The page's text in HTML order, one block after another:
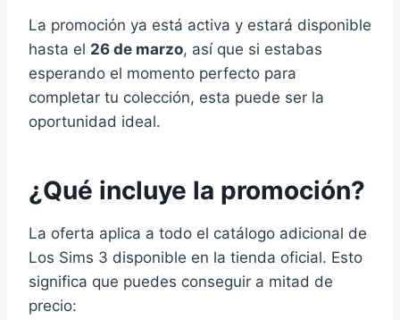
La promoción ya está activa y estará disponible
hasta el 26 de marzo, así que si estabas
esperando el momento perfecto para
completar tu colección, esta puede ser la
oportunidad ideal.
¿Qué incluye la promoción?
La oferta aplica a todo el catálogo adicional de
Los Sims 3 disponible en la tienda oficial. Esto
significa que puedes conseguir a mitad de
precio: